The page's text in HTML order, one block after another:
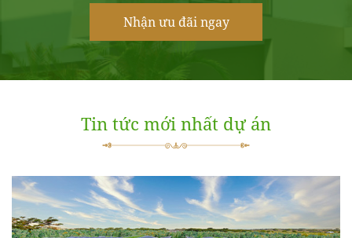
Nhận ưu đãi ngay
Tin tức mới nhất dự án